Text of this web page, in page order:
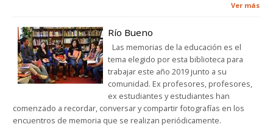
Ver más
Río Bueno
Las memorias de la educación es el
tema elegido por esta biblioteca para
trabajar este año 2019 junto a su
comunidad. Ex profesores, profesores,
ex estudiantes y estudiantes han
comenzado a recordar, conversar y compartir fotografías en los
encuentros de memoria que se realizan periódicamente.